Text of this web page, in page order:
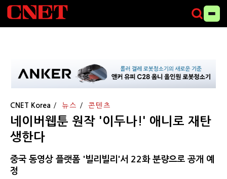
CNET Korea 뉴스 콘텐츠
네이버웹툰 원작 '이두나!' 애니로 재탄
생한다
중국 동영상 플랫폼 '빌리빌리'서 22화 분량으로 공개 예
정